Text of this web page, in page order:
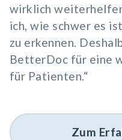
wirklich
ich, wie schwer es
zu erkennen.
BetterDoc für eine
für Patienten.“
Zum